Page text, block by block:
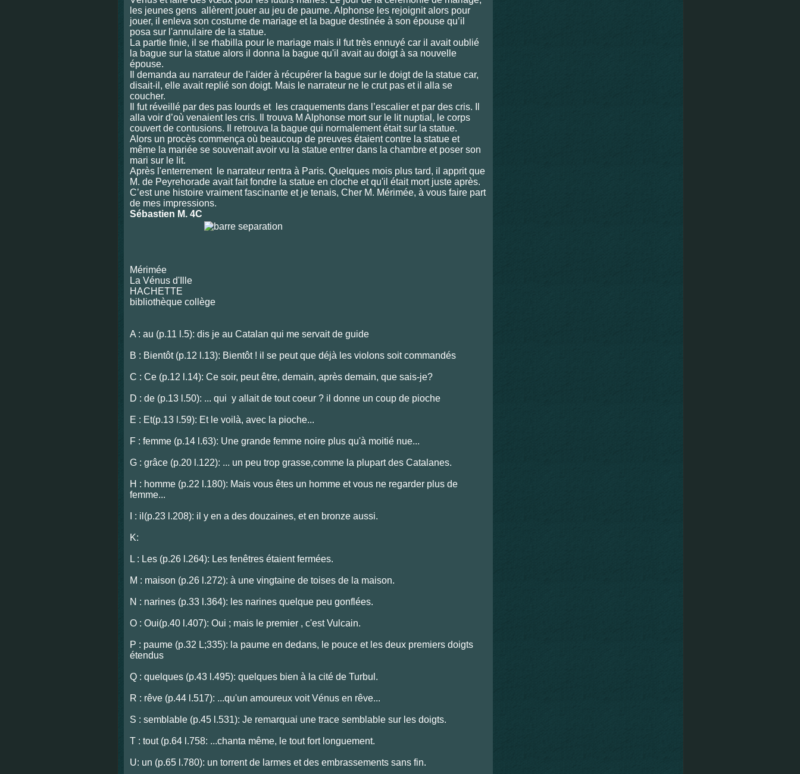
les jeunes gens allèrent jouer au jeu de paume. Alphonse les rejoignit alors pour
jouer, il enleva son costume de mariage et la bague destinée à son épouse qu’il
posa sur l'annulaire de la statue.
La partie finie, il se rhabilla pour le mariage mais il fut très ennuyé car il avait oublié
la bague sur la statue alors il donna la bague qu'il avait au doigt à sa nouvelle
épouse.
Il demanda au narrateur de l'aider à récupérer la bague sur le doigt de la statue car,
disait-il, elle avait replié son doigt. Mais le narrateur ne le crut pas et il alla se
coucher.
Il fut réveillé par des pas lourds et les craquements dans l’escalier et par des cris. Il
alla voir d’où venaient les cris. Il trouva M Alphonse mort sur le lit nuptial, le corps
couvert de contusions. Il retrouva la bague qui normalement était sur la statue.
Alors un procès commença où beaucoup de preuves étaient contre la statue et
même la mariée se souvenait avoir vu la statue entrer dans la chambre et poser son
mari sur le lit.
Après l'enterrement le narrateur rentra à Paris. Quelques mois plus tard, il apprit que
M. de Peyrehorade avait fait fondre la statue en cloche et qu'il était mort juste après.
C’est une histoire vraiment fascinante et je tenais, Cher M. Mérimée, à vous faire part
de mes impressions.
Sébastien M. 4C
Mérimée
La Vénus d'Ille
HACHETTE
bibliothèque collège
A : au (p.11 l.5): dis je au Catalan qui me servait de guide
B : Bientôt (p.12 l.13): Bientôt ! il se peut que déjà les violons soit commandés
C : Ce (p.12 l.14): Ce soir, peut être, demain, après demain, que sais-je?
D : de (p.13 l.50): ... qui y allait de tout coeur ? il donne un coup de pioche
E : Et(p.13 l.59): Et le voilà, avec la pioche...
F : femme (p.14 l.63): Une grande femme noire plus qu'à moitié nue...
G : grâce (p.20 l.122): ... un peu trop grasse,comme la plupart des Catalanes.
H : homme (p.22 l.180): Mais vous êtes un homme et vous ne regarder plus de
femme...
I : il(p.23 l.208): il y en a des douzaines, et en bronze aussi.
K:
L : Les (p.26 l.264): Les fenêtres étaient fermées.
M : maison (p.26 l.272): à une vingtaine de toises de la maison.
N : narines (p.33 l.364): les narines quelque peu gonflées.
O : Oui(p.40 l.407): Oui ; mais le premier , c'est Vulcain.
P : paume (p.32 L;335): la paume en dedans, le pouce et les deux premiers doigts
étendus
Q : quelques (p.43 l.495): quelques bien à la cité de Turbul.
R : rêve (p.44 l.517): ...qu'un amoureux voit Vénus en rêve...
S : semblable (p.45 l.531): Je remarquai une trace semblable sur les doigts.
T : tout (p.64 l.758: ...chanta même, le tout fort longuement.
U: un (p.65 l.780): un torrent de larmes et des embrassements sans fin.